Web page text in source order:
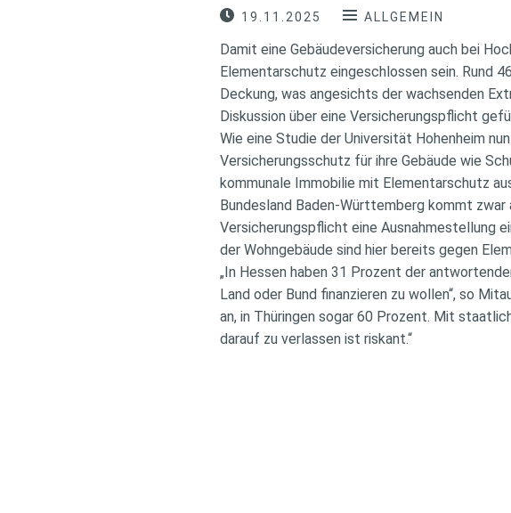
19.11.2025 ALLGEMEIN
Damit eine Gebäudeversicherung auch bei
Elementarschutz eingeschlossen sein. Rund
Deckung, was angesichts der wachsenden
Diskussion über eine Versicherungspflicht
Wie eine Studie der Universität Hohenheim
Versicherungsschutz für ihre Gebäude wie
kommunale Immobilie mit Elementarschutz
Bundesland Baden-Württemberg kommt
Versicherungspflicht eine Ausnahmestellung
der Wohngebäude sind hier bereits gegen
„In Hessen haben 31 Prozent der
Land oder Bund finanzieren zu wollen“, so
an, in Thüringen sogar 60 Prozent. Mit
darauf zu verlassen ist riskant.“